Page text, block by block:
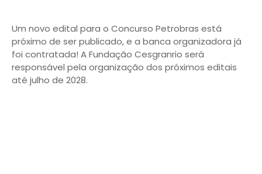
Um novo edital para o Concurso Petrobras está
próximo de ser publicado, e a banca organizadora já
foi contratada! A Fundação Cesgranrio será
responsável pela organização dos próximos editais
até julho de 2028.